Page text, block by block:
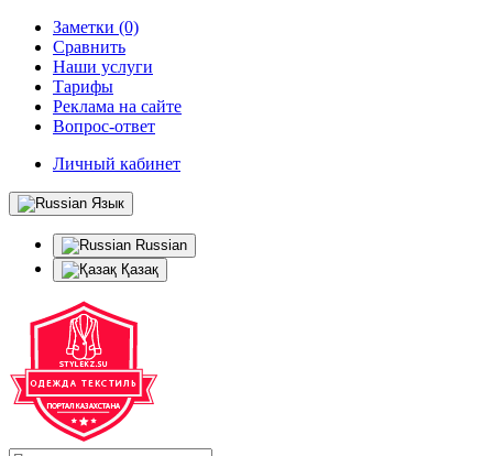
Заметки (0)
Сравнить
Наши услуги
Тарифы
Реклама на сайте
Вопрос-ответ
Личный кабинет
Язык
Russian
Қазақ